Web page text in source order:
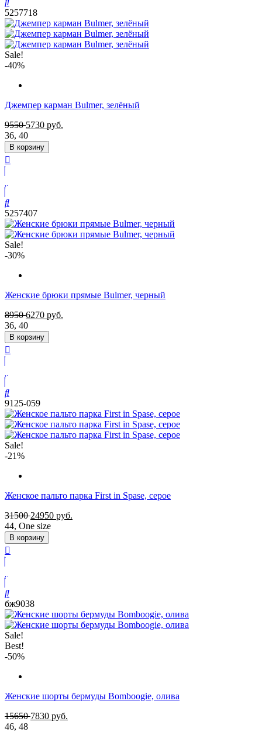
5257718
Sale!
-40%
Джемпер карман Bulmer, зелёный
9550 5730 руб.
36, 40
В корзину
5257407
Sale!
-30%
Женские брюки прямые Bulmer, черный
8950 6270 руб.
36, 40
В корзину
9125-059
Sale!
-21%
Женское пальто парка First in Spase, серое
31500 24950 руб.
44, One size
В корзину
бж9038
Sale!
Best!
-50%
Женские шорты бермуды Bomboogie, олива
15650 7830 руб.
46, 48